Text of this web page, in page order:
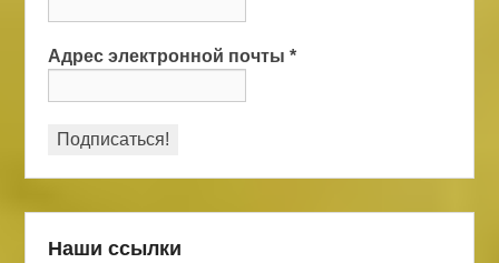
Адрес электронной почты*
Наши ссылки